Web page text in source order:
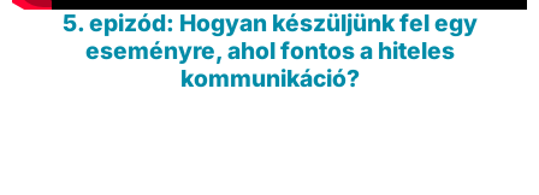
5. epizód: Hogyan készüljünk fel egy
eseményre, ahol fontos a hiteles
kommunikáció?